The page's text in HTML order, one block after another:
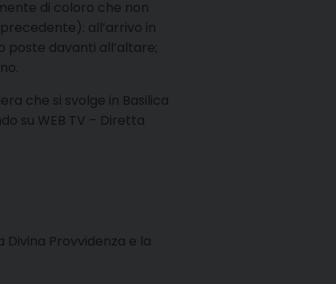
di coloro che non
all’arrivo in
davanti all’altare;
che si svolge in Basilica
su WEB TV – Diretta
Provvidenza e la